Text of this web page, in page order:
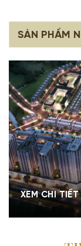
SẢN PHẨM
XEM CHI TIẾT